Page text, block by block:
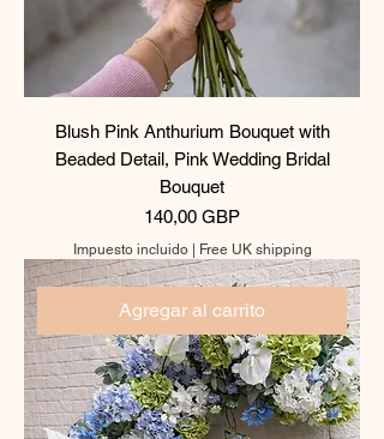
Blush Pink Anthurium Bouquet with
Beaded Detail, Pink Wedding Bridal
Bouquet
Precio
140,00 GBP
Impuesto incluido| Free UK shipping
Agregar al carrito